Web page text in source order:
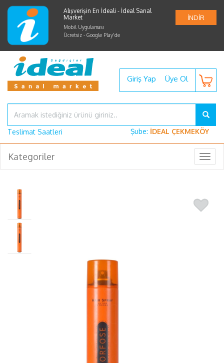
Alışverişin En İdeali - İdeal Sanal
Market
Mobil Uygulaması
Ücretsiz - Google Play'de
İNDİR
Giriş Yap Üye Ol
Teslimat Saatleri Şube: İDEAL ÇEKMEKÖY
Kategoriler